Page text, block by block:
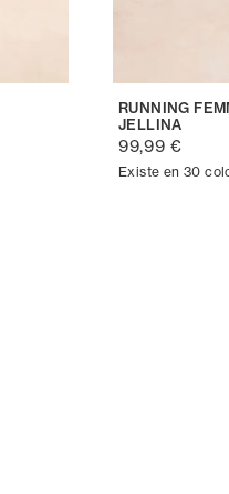
RUNNING
JELLINA
99,99 €
Existe en 30